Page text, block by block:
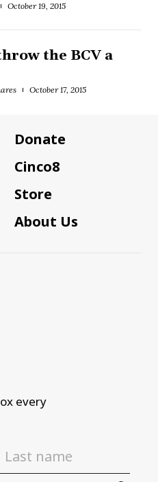
October 19, 2015
the BCV a
October 17, 2015
Donate
Cinco8
Store
About Us
every